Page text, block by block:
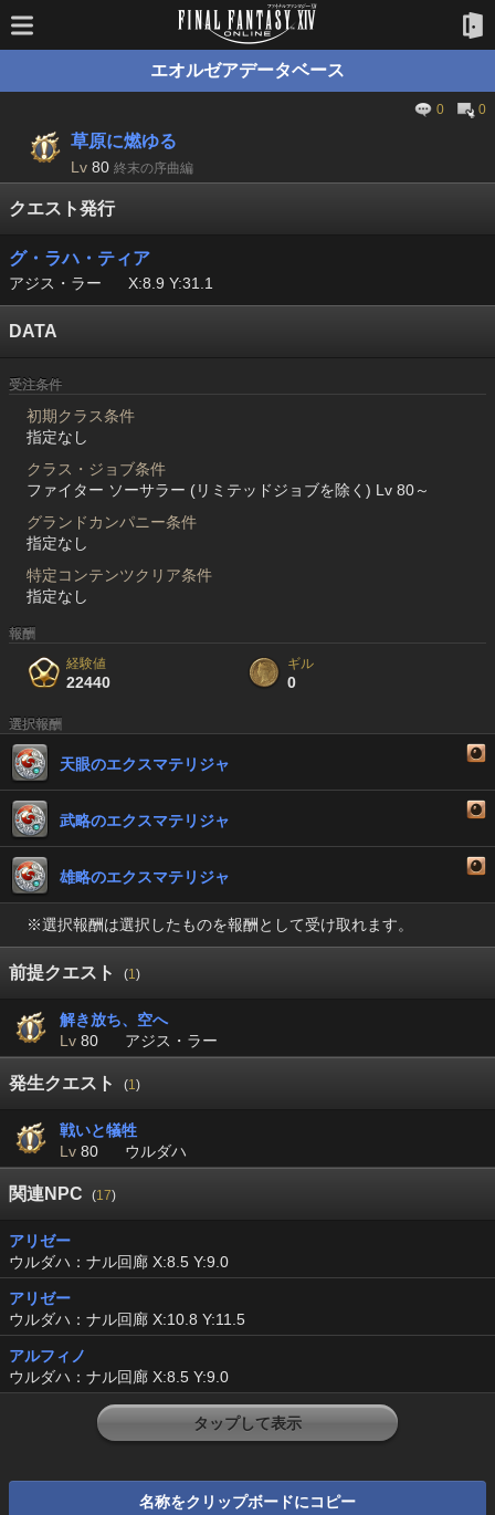
エオルゼアデータベース
0 0
草原に燃ゆる
Lv 80 終末の序曲編
クエスト発行
グ・ラハ・ティア
アジス・ラー X:8.9 Y:31.1
DATA
受注条件
初期クラス条件
指定なし
クラス・ジョブ条件
ファイター ソーサラー (リミテッドジョブを除く) Lv 80～
グランドカンパニー条件
指定なし
特定コンテンツクリア条件
指定なし
報酬
経験値
22440
ギル
0
選択報酬
天眼のエクスマテリジャ
武略のエクスマテリジャ
雄略のエクスマテリジャ
※選択報酬は選択したものを報酬として受け取れます。
前提クエスト (1)
解き放ち、空へ
Lv 80 アジス・ラー
発生クエスト (1)
戦いと犠牲
Lv 80 ウルダハ
関連NPC (17)
アリゼー
ウルダハ：ナル回廊 X:8.5 Y:9.0
アリゼー
ウルダハ：ナル回廊 X:10.8 Y:11.5
アルフィノ
ウルダハ：ナル回廊 X:8.5 Y:9.0
タップして表示
名称をクリップボードにコピー